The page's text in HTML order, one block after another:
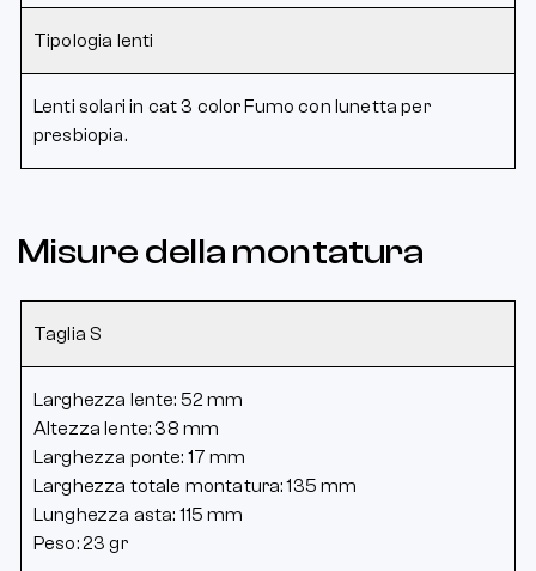
Tipologia lenti
Lenti solari in cat 3 color Fumo con lunetta per
presbiopia.
Misure della montatura
Taglia S
Larghezza lente: 52 mm
Altezza lente: 38 mm
Larghezza ponte: 17 mm
Larghezza totale montatura: 135 mm
Lunghezza asta: 115 mm
Peso: 23 gr